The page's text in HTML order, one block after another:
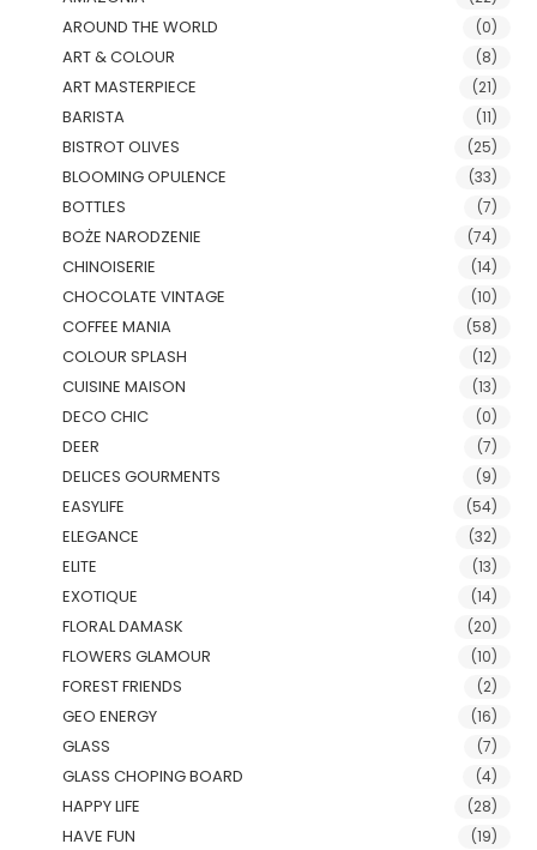
AROUND THE WORLD (0)
ART & COLOUR (8)
ART MASTERPIECE (21)
BARISTA (11)
BISTROT OLIVES (25)
BLOOMING OPULENCE (33)
BOTTLES (7)
BOŻE NARODZENIE (74)
CHINOISERIE (14)
CHOCOLATE VINTAGE (10)
COFFEE MANIA (58)
COLOUR SPLASH (12)
CUISINE MAISON (13)
DECO CHIC (0)
DEER (7)
DELICES GOURMENTS (9)
EASYLIFE (54)
ELEGANCE (32)
ELITE (13)
EXOTIQUE (14)
FLORAL DAMASK (20)
FLOWERS GLAMOUR (10)
FOREST FRIENDS (2)
GEO ENERGY (16)
GLASS (7)
GLASS CHOPING BOARD (4)
HAPPY LIFE (28)
HAVE FUN (19)